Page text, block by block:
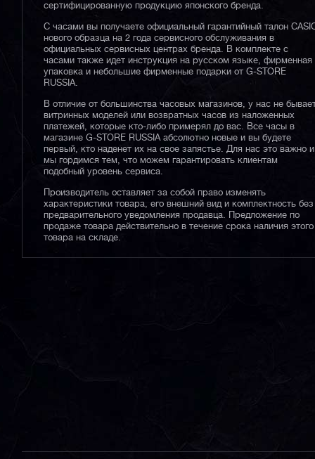
сертифицированную продукцию японского бренда.
С часами вы получаете официальный гарантийный талон
нового образца на 2 года сервисного обслуживания в
официальных сервисных центрах бренда. В комплекте с
часами также идет инструкция на русском языке, фирменная
упаковка и небольшие фирменные подарки от G-STORE
RUSSIA.
В отличие от большинства часовых магазинов, у нас не
витринных моделей или возвратных часов из наложенных
платежей, которые кто-либо примерял до вас. Все часы в
магазине G-STORE RUSSIA абсолютно новые и вы будете
первый, кто наденет их на свое запястье. Для нас это важно и
мы гордимся тем, что можем гарантировать клиентам
подобный уровень сервиса.
Производитель оставляет за собой право изменять
характеристики товара, его внешний вид и комплектность без
предварительного уведомления продавца. Предложение по
продаже товара действительно в течение срока наличия этого
товара на складе.